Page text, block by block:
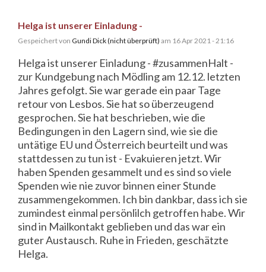
Helga ist unserer Einladung -
Gespeichert von Gundi Dick (nicht überprüft) am 16 Apr 2021 - 21:16
Helga ist unserer Einladung - #zusammenHalt -
zur Kundgebung nach Mödling am 12.12. letzten
Jahres gefolgt. Sie war gerade ein paar Tage
retour von Lesbos. Sie hat so überzeugend
gesprochen. Sie hat beschrieben, wie die
Bedingungen in den Lagern sind, wie sie die
untätige EU und Österreich beurteilt und was
stattdessen zu tun ist - Evakuieren jetzt. Wir
haben Spenden gesammelt und es sind so viele
Spenden wie nie zuvor binnen einer Stunde
zusammengekommen. Ich bin dankbar, dass ich sie
zumindest einmal persönlilch getroffen habe. Wir
sind in Mailkontakt geblieben und das war ein
guter Austausch. Ruhe in Frieden, geschätzte
Helga.